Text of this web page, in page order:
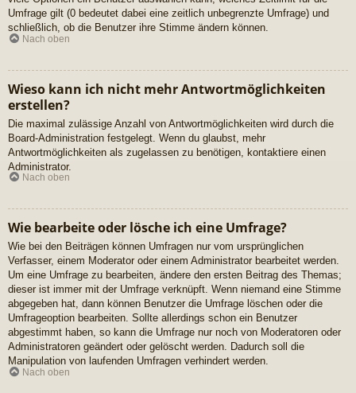
Umfrage gilt (0 bedeutet dabei eine zeitlich unbegrenzte Umfrage) und
schließlich, ob die Benutzer ihre Stimme ändern können.
Nach oben
Wieso kann ich nicht mehr Antwortmöglichkeiten
erstellen?
Die maximal zulässige Anzahl von Antwortmöglichkeiten wird durch die
Board-Administration festgelegt. Wenn du glaubst, mehr
Antwortmöglichkeiten als zugelassen zu benötigen, kontaktiere einen
Administrator.
Nach oben
Wie bearbeite oder lösche ich eine Umfrage?
Wie bei den Beiträgen können Umfragen nur vom ursprünglichen
Verfasser, einem Moderator oder einem Administrator bearbeitet werden.
Um eine Umfrage zu bearbeiten, ändere den ersten Beitrag des Themas;
dieser ist immer mit der Umfrage verknüpft. Wenn niemand eine Stimme
abgegeben hat, dann können Benutzer die Umfrage löschen oder die
Umfrageoption bearbeiten. Sollte allerdings schon ein Benutzer
abgestimmt haben, so kann die Umfrage nur noch von Moderatoren oder
Administratoren geändert oder gelöscht werden. Dadurch soll die
Manipulation von laufenden Umfragen verhindert werden.
Nach oben